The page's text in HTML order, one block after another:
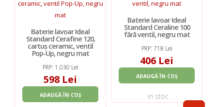
Baterie lavoar Ideal
Standard Cerafine 120,
cartuș ceramic, ventil
Pop-Up, negru mat
PRP: 1.030 Lei
598 Lei
ADAUGĂ ÎN COȘ
Baterie lavoar Ideal
Standard Ceraline 100
fără ventil, negru mat
PRP: 718 Lei
406 Lei
ADAUGĂ ÎN COȘ
in stoc